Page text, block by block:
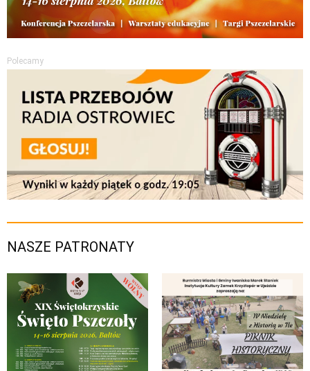
Polecamy
NASZE PATRONATY